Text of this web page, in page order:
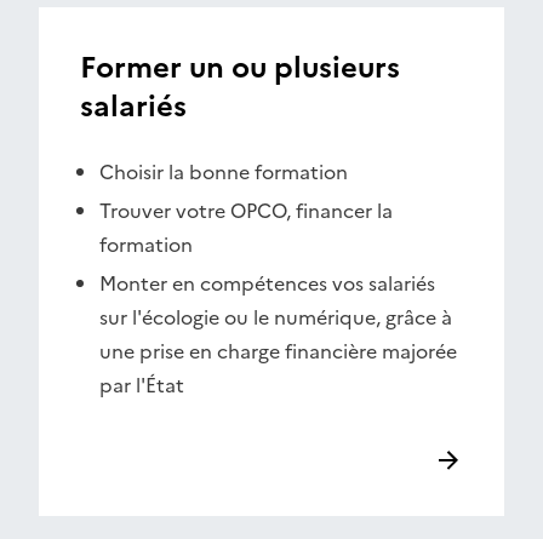
Former un ou plusieurs
salariés
Choisir la bonne formation
Trouver votre OPCO, financer la
formation
Monter en compétences vos salariés
sur l'écologie ou le numérique, grâce à
une prise en charge financière majorée
par l'État